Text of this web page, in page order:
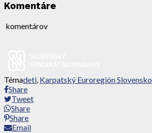
Komentáre
komentárov
Témadeti, Karpatský Euroregión Slovensko
Share
Tweet
Share
Share
Email